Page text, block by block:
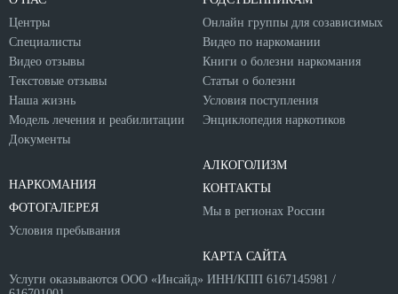
Центры
Специалисты
Видео отзывы
Текстовые отзывы
Наша жизнь
Модель лечения и реабилитации
Документы
НАРКОМАНИЯ
ФОТОГАЛЕРЕЯ
Условия пребывания
Онлайн группы для созависимых
Видео по наркомании
Книги о болезни наркомания
Статьи о болезни
Условия поступления
Энциклопедия наркотиков
АЛКОГОЛИЗМ
КОНТАКТЫ
Мы в регионах России
КАРТА САЙТА
Услуги оказываются ООО «Инсайд» ИНН/КПП 6167145981 /